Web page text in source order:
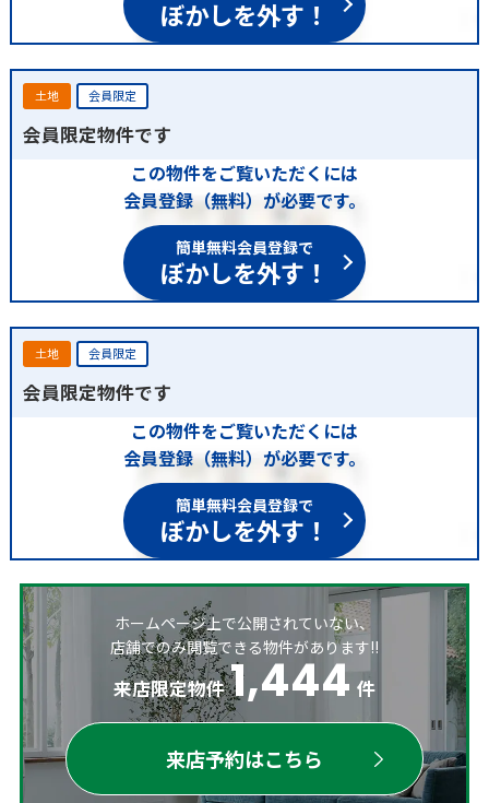
ぼかしを外す！
土地 会員限定
会員限定物件です
この物件をご覧いただくには
会員登録（無料）が必要です。
簡単無料会員登録で
ぼかしを外す！
土地 会員限定
会員限定物件です
この物件をご覧いただくには
会員登録（無料）が必要です。
簡単無料会員登録で
ぼかしを外す！
ホームページ上で公開されていない、
店舗でのみ閲覧できる物件があります!!
来店限定物件 1,444 件
来店予約はこちら